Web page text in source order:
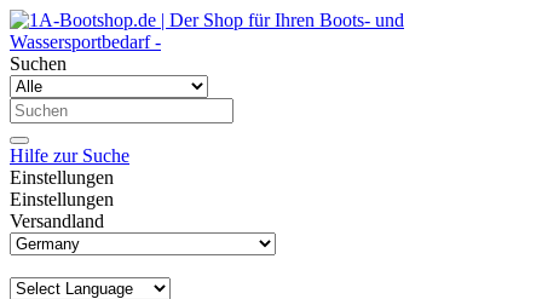
Suchen
Hilfe zur Suche
Einstellungen
Einstellungen
Versandland